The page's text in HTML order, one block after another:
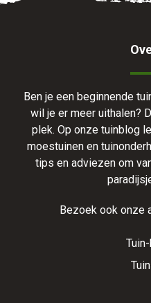
Ben je een beginnende
wil je er meer uithalen?
plek. Op onze tuinblog
moestuinen en
tips en adviezen om
Bezoek ook onze